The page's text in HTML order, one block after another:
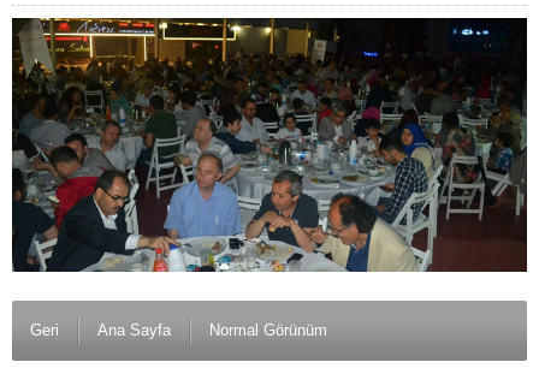
Geri Ana Sayfa Normal Görünüm